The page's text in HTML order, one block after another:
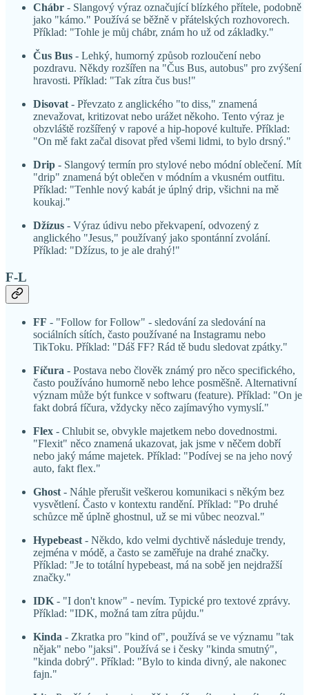
Chábr - Slangový výraz označující blízkého přítele, podobně
jako "kámo." Používá se běžně v přátelských rozhovorech.
Příklad: "Tohle je můj chábr, znám ho už od základky."
Čus Bus - Lehký, humorný způsob rozloučení nebo
pozdravu. Někdy rozšířen na "Čus Bus, autobus" pro zvýšení
hravosti. Příklad: "Tak zítra čus bus!"
Disovat - Převzato z anglického "to diss," znamená
znevažovat, kritizovat nebo urážet někoho. Tento výraz je
obzvláště rozšířený v rapové a hip-hopové kultuře. Příklad:
"On mě fakt začal disovat před všemi lidmi, to bylo drsný."
Drip - Slangový termín pro stylové nebo módní oblečení. Mít
"drip" znamená být oblečen v módním a vkusném outfitu.
Příklad: "Tenhle nový kabát je úplný drip, všichni na mě
koukaj."
Džízus - Výraz údivu nebo překvapení, odvozený z
anglického "Jesus," používaný jako spontánní zvolání.
Příklad: "Džízus, to je ale drahý!"
F-L
FF - "Follow for Follow" - sledování za sledování na
sociálních sítích, často používané na Instagramu nebo
TikToku. Příklad: "Dáš FF? Rád tě budu sledovat zpátky."
Fíčura - Postava nebo člověk známý pro něco specifického,
často používáno humorně nebo lehce posměšně. Alternativní
význam může být funkce v softwaru (feature). Příklad: "On je
fakt dobrá fíčura, vždycky něco zajímavýho vymyslí."
Flex - Chlubit se, obvykle majetkem nebo dovednostmi.
"Flexit" něco znamená ukazovat, jak jsme v něčem dobří
nebo jaký máme majetek. Příklad: "Podívej se na jeho nový
auto, fakt flex."
Ghost- Náhle přerušit veškerou komunikaci s někým bez
vysvětlení. Často v kontextu randění. Příklad: "Po druhé
schůzce mě úplně ghostnul, už se mi vůbec neozval."
Hypebeast- Někdo, kdo velmi dychtivě následuje trendy,
zejména v módě, a často se zaměřuje na drahé značky.
Příklad: "Je to totální hypebeast, má na sobě jen nejdražší
značky."
IDK- "I don't know" - nevím. Typické pro textové zprávy.
Příklad: "IDK, možná tam zítra půjdu."
Kinda - Zkratka pro "kind of", používá se ve významu "tak
nějak" nebo "jaksi". Používá se i česky "kinda smutný",
"kinda dobrý". Příklad: "Bylo to kinda divný, ale nakonec
fajn."